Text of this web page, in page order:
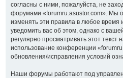
согласны с ними, пожалуйста, не
форумами «forumru.asustor.com». Мы
изменять эти правила в любое время
уведомить вас об этом, однако с
регулярно просматривать этот текст
использование конференции
обновления/исправления условий
Наши форумы работают под